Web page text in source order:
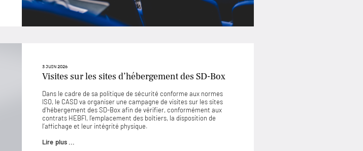
3 JUIN 2026
Visites sur les sites d’hébergement des SD-Box
Dans le cadre de sa politique de sécurité conforme aux normes
ISO, le CASD va organiser une campagne de visites sur les sites
d’hébergement des SD-Box afin de vérifier, conformément aux
contrats HEBFI, l’emplacement des boîtiers, la disposition de
l’affichage et leur intégrité physique.
Lire plus ...